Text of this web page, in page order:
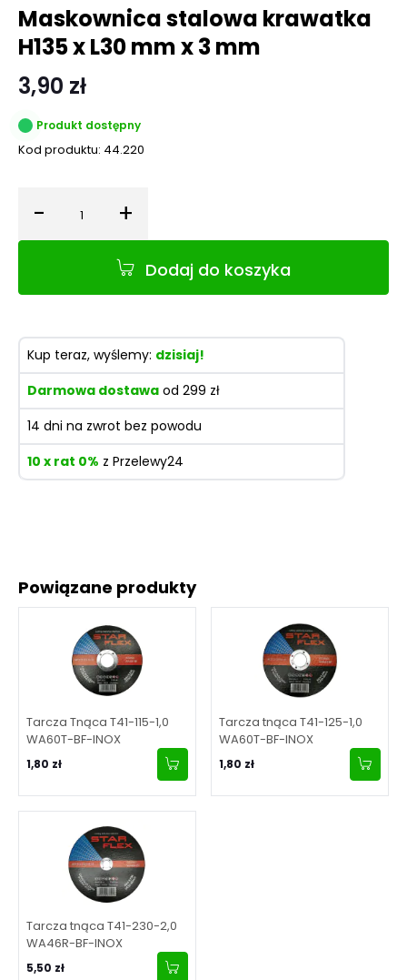
Powiązane produkty
Tarcza Tnąca T41-115-1,0
WA60T-BF-INOX
1,80 zł
Tarcza tnąca T41-125-1,0
WA60T-BF-INOX
1,80 zł
Tarcza tnąca T41-230-2,0
WA46R-BF-INOX
5,50 zł
Maskownica stalowa krawatka
H135 x L30 mm x 3 mm
3,90 zł
Produkt dostępny
Kod produktu: 44.220
- Ilość +
Dodaj do koszyka
Kup teraz, wyślemy: dzisiaj!
Darmowa dostawa od 299 zł
14 dni na zwrot bez powodu
10 x rat 0% z Przelewy24